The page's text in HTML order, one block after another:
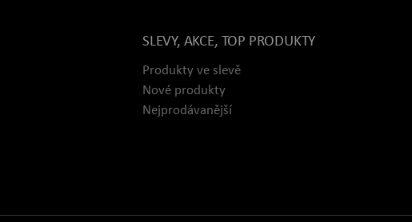
SLEVY, AKCE, TOP PRODUKTY
Produkty ve slevě
Nové produkty
Nejprodávanější